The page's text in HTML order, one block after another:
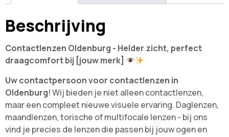
Beschrijving
Contactlenzen Oldenburg - Helder zicht, perfect
draagcomfort bij [jouw merk]
Uw contactpersoon voor contactlenzen in
Oldenburg! Wij bieden je niet alleen contactlenzen,
maar een compleet nieuwe visuele ervaring. Daglenzen,
maandlenzen, torische of multifocale lenzen - bij ons
vind je precies de lenzen die passen bij jouw ogen en